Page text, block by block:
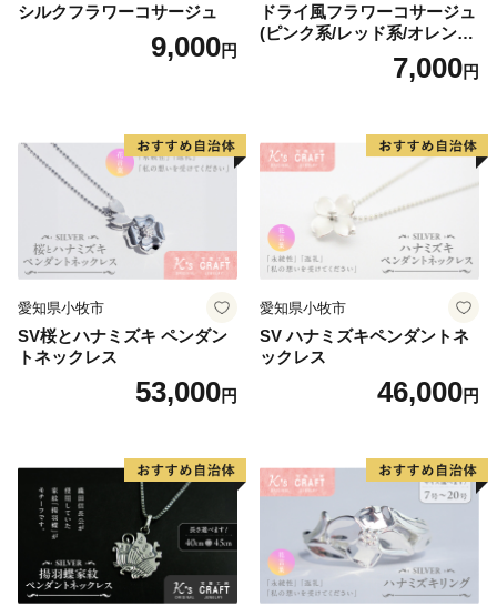
シルクフラワーコサージュ
9,000円
ドライ風フラワーコサージュ
(ピンク系/レッド系/オレンジ
系/ホワイト系/イエロー系/グ
リーン系/ブルー系）7,000円
愛知県小牧市
SV桜とハナミズキ ペンダン
トネックレス
53,000円
愛知県小牧市
SV ハナミズキペンダントネ
ックレス
46,000円